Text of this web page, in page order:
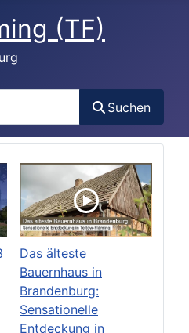
(TF)
Suchen
Das älteste
Bauernhaus in
Brandenburg:
Sensationelle
Entdeckung in